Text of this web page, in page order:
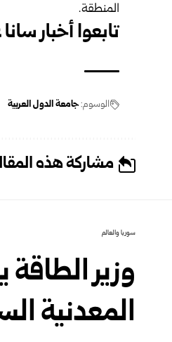
المنطقة.
تابعوا أخبار
الوسوم:جامعة الدول العربية
مشاركة هذه
سوريا والعالم
وزير
المعدنية